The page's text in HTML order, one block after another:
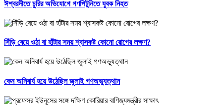
ঈশ্বরদীতে চুরির অভিযোগে গণপিটুনিতে যুবক নিহত
সিঁড়ি বেয়ে ওঠা বা হাঁটার সময় শ্বাসকষ্ট কোনো রোগের লক্ষণ?
কেন অনিবার্য হয়ে উঠেছিল জুলাই গণঅভ্যুত্থান